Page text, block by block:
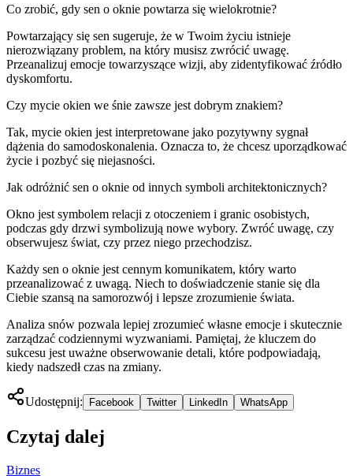
Co zrobić, gdy sen o oknie powtarza się wielokrotnie?
Powtarzający się sen sugeruje, że w Twoim życiu istnieje
nierozwiązany problem, na który musisz zwrócić uwagę.
Przeanalizuj emocje towarzyszące wizji, aby zidentyfikować źródło
dyskomfortu.
Czy mycie okien we śnie zawsze jest dobrym znakiem?
Tak, mycie okien jest interpretowane jako pozytywny sygnał
dążenia do samodoskonalenia. Oznacza to, że chcesz uporządkować
życie i pozbyć się niejasności.
Jak odróżnić sen o oknie od innych symboli architektonicznych?
Okno jest symbolem relacji z otoczeniem i granic osobistych,
podczas gdy drzwi symbolizują nowe wybory. Zwróć uwagę, czy
obserwujesz świat, czy przez niego przechodzisz.
Każdy sen o oknie jest cennym komunikatem, który warto
przeanalizować z uwagą. Niech to doświadczenie stanie się dla
Ciebie szansą na samorozwój i lepsze zrozumienie świata.
Analiza snów pozwala lepiej zrozumieć własne emocje i skutecznie
zarządzać codziennymi wyzwaniami. Pamiętaj, że kluczem do
sukcesu jest uważne obserwowanie detali, które podpowiadają,
kiedy nadszedł czas na zmiany.
Udostępnij: Facebook Twitter LinkedIn WhatsApp
Czytaj dalej
Biznes